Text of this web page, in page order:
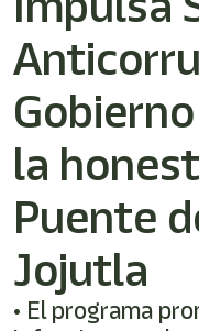
la
Puente
Jojutla
• El programa